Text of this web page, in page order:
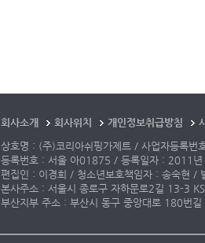
회사소개 회사위치 개인정보취급방침
상호명 : (주)코리아쉬핑가제트 / 사업자등록
등록번호 : 서울 아01875 / 등록일자 : 2011
편집인 : 이경희 / 청소년보호책임자 : 송숙현
본사주소 : 서울시 종로구 자하문로2길 13-
부산지부 주소 : 부산시 동구 중앙대로 180